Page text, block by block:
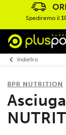
Spediremo il
Indietro
BPR NUTRITION